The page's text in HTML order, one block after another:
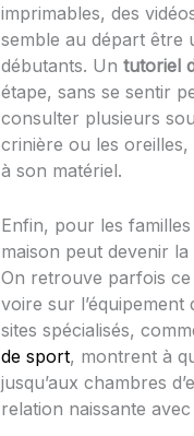
imprimables, des
semble au départ être
débutants. Un tutoriel
étape, sans se sentir
consulter plusieurs
crinière ou les
à son matériel.
Enfin, pour les
maison peut devenir la
On retrouve parfois
voire sur
sites spécialisés,
de sport, montrent à
jusqu’aux chambres
relation naissante